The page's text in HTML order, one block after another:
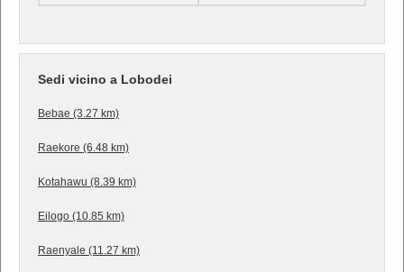
Sedi vicino a Lobodei
Bebae (3.27 km)
Raekore (6.48 km)
Kotahawu (8.39 km)
Eilogo (10.85 km)
Raenyale (11.27 km)